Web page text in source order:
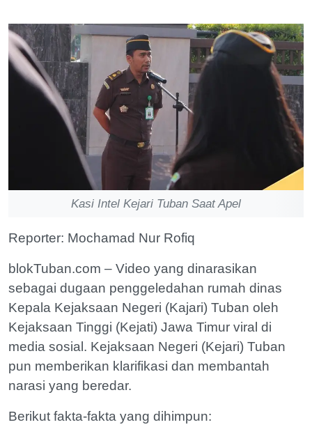
Kasi Intel Kejari Tuban Saat Apel
Reporter: Mochamad Nur Rofiq
blokTuban.com – Video yang dinarasikan
sebagai dugaan penggeledahan rumah dinas
Kepala Kejaksaan Negeri (Kajari) Tuban oleh
Kejaksaan Tinggi (Kejati) Jawa Timur viral di
media sosial. Kejaksaan Negeri (Kejari) Tuban
pun memberikan klarifikasi dan membantah
narasi yang beredar.
Berikut fakta-fakta yang dihimpun: